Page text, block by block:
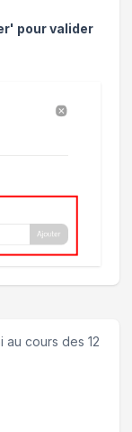
pour valider
au cours des 12